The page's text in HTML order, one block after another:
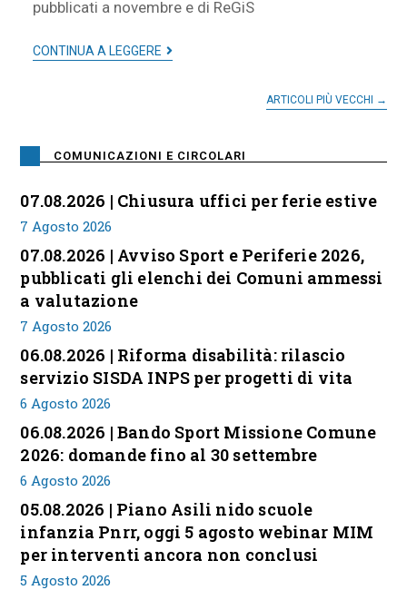
pubblicati a novembre e di ReGiS
CONTINUA A LEGGERE
ARTICOLI PIÙ VECCHI →
COMUNICAZIONI E CIRCOLARI
07.08.2026 | Chiusura uffici per ferie estive
7 Agosto 2026
07.08.2026 | Avviso Sport e Periferie 2026,
pubblicati gli elenchi dei Comuni ammessi
a valutazione
7 Agosto 2026
06.08.2026 | Riforma disabilità: rilascio
servizio SISDA INPS per progetti di vita
6 Agosto 2026
06.08.2026 | Bando Sport Missione Comune
2026: domande fino al 30 settembre
6 Agosto 2026
05.08.2026 | Piano Asili nido scuole
infanzia Pnrr, oggi 5 agosto webinar MIM
per interventi ancora non conclusi
5 Agosto 2026